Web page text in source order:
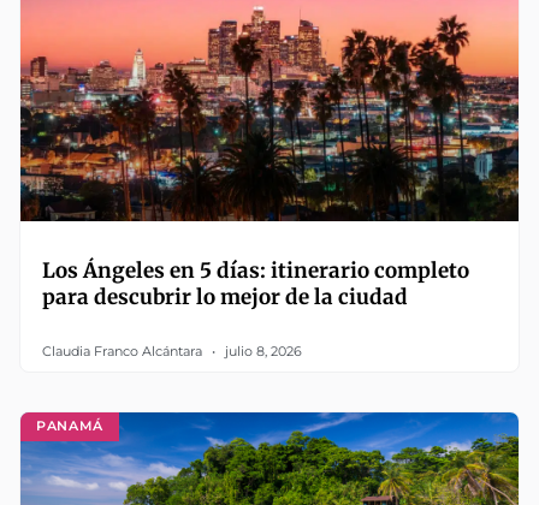
Los Ángeles en 5 días: itinerario completo
para descubrir lo mejor de la ciudad
Claudia Franco Alcántara julio 8, 2026
PANAMÁ